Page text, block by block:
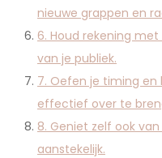
nieuwe grappen en
6. Houd rekening
van je publiek.
7. Oefen je timing
effectief over te
8. Geniet zelf ook
aanstekelijk.